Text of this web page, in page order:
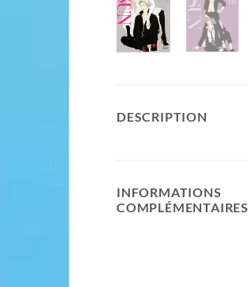
DESCRIPTION
INFORMATIONS
COMPLÉMENTAIRES